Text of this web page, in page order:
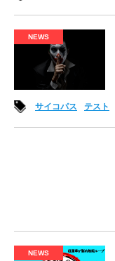
NEWS
サイコパス
テスト
NEWS